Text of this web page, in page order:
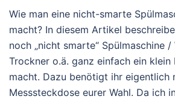
Wie man eine nicht-smarte
macht? In diesem Artikel
noch „nicht smarte“ Spülmaschine
Trockner o.ä. ganz einfach ein
macht. Dazu benötigt ihr eigentlich
Messsteckdose eurer Wahl. Da ich